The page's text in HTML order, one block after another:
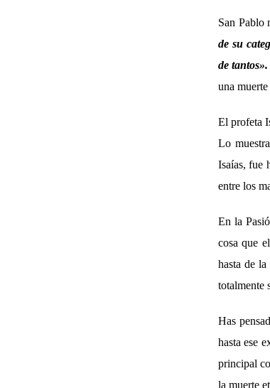
San Pablo
de su
de tantos».
una
El profeta
Lo
Isaías, fue
entre los
En la
cosa que
hasta de
totalmente
Has
hasta ese
principal
la muerte